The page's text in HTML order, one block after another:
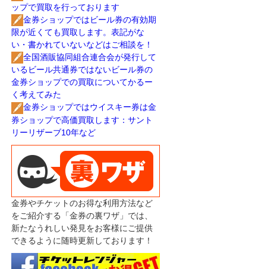
ップで買取を行っております
金券ショップではビール券の有効期
限が近くても買取します。表記がな
い・書かれていないなどはご相談を！
全国酒販協同組合連合会が発行して
いるビール共通券ではないビール券の
金券ショップでの買取についてかるー
く考えてみた
金券ショップではウイスキー券は金
券ショップで高価買取します：サント
リーリザーブ10年など
金券やチケットのお得な利用方法など
をご紹介する「金券の裏ワザ」では、
新たなうれしい発見をお客様にご提供
できるように随時更新しております！